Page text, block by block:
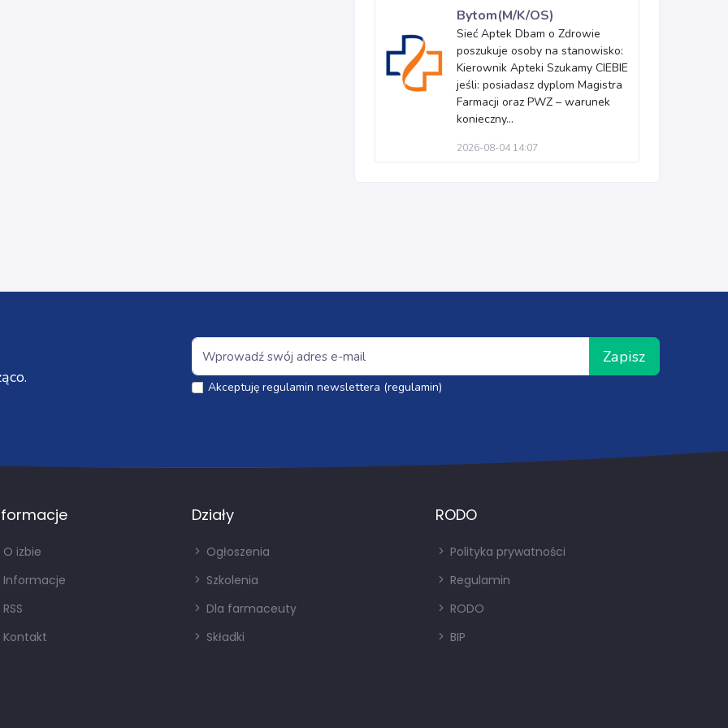
Bytom(M/K/OS)
Sieć Aptek Dbam o Zdrowie
poszukuje osoby na stanowisko:
Kierownik Apteki Szukamy CIEBIE
jeśli: posiadasz dyplom Magistra
Farmacji oraz PWZ – warunek
konieczny...
2026-08-04 14:07
Zapisz
Akceptuję regulamin newslettera (regulamin)
O izbie
Informacje
RSS
Kontakt
Działy
Ogłoszenia
Szkolenia
Dla farmaceuty
Składki
RODO
Polityka prywatności
Regulamin
RODO
BIP